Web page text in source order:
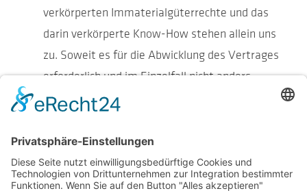
verkörperten Immaterialgüterrechte und das
darin verkörperte Know-How stehen allein uns
zu. Soweit es für die Abwicklung des Vertrages
erforderlich und im Einzelfall nicht anders
geregelt ist, gewähren wir dem Kunden ein auf
ausschließliches Nutzungsrecht, das endet,
sobald das Vertragsverhältnis abgewickelt ist.
Jegliche darüber hinausgehende, nicht durch